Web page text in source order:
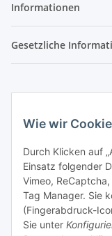
Wie wir
Durch Klicken auf
Einsatz folgender
Vimeo,
Tag Manager. Sie
(Fingerabdruck-
Sie unter
Informationen
Gesetzliche